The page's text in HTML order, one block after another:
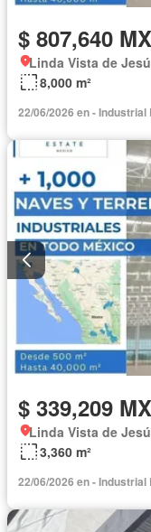
$ 807,640
Linda Vista de
8,000 m²
22/06/2026 en -
$ 339,209
Linda Vista de
3,360 m²
22/06/2026 en -